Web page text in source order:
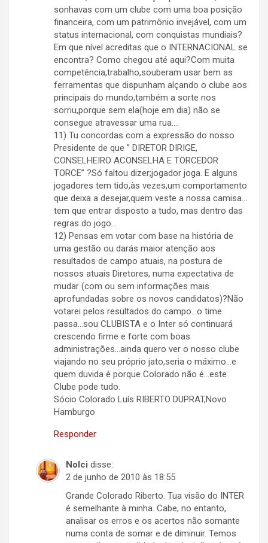
sonhavas com um clube com uma boa posição
financeira, com um patrimônio invejável, com um
status internacional, com conquistas mundiais?
Em que nível acreditas que o INTERNACIONAL se
encontra? Como chegou até aqui?Com muita
competência,trabalho,souberam usar bem as
ferramentas que dispunham alçando o clube aos
principais do mundo,também a sorte nos
sorriu,porque sem ela(hoje em dia) não se
consegue atravessar uma rua….
11) Tu concordas com a expressão do nosso
Presidente de que ” DIRETOR DIRIGE,
CONSELHEIRO ACONSELHA E TORCEDOR
TORCE” ?Só faltou dizer;jogador joga. E alguns
jogadores tem tido,às vezes,um comportamento
que deixa a desejar,quem veste a nossa camisa…
tem que entrar disposto a tudo, mas dentro das
regras do jogo…
12) Pensas em votar com base na história de
uma gestão ou darás maior atenção aos
resultados de campo atuais, na postura de
nossos atuais Diretores, numa expectativa de
mudar (com ou sem informações mais
aprofundadas sobre os novos candidatos)?Não
votarei pelos resultados do campo…o time
passa…sou CLUBISTA e o Inter só continuará
crescendo firme e forte com boas
administrações…ainda quero ver o nosso clube
viajando no seu próprio jato,seria o máximo…e
quem duvida é porque Colorado não é…este
Clube pode tudo.
Sócio Colorado Luís RIBERTO DUPRAT,Novo
Hamburgo
Responder
Nolci disse:
2 de junho de 2010 às 18:55
Grande Colorado Riberto. Tua visão do INTER
é semelhante à minha. Cabe, no entanto,
analisar os erros e os acertos não somante
numa conta de somar e de diminuir. Temos